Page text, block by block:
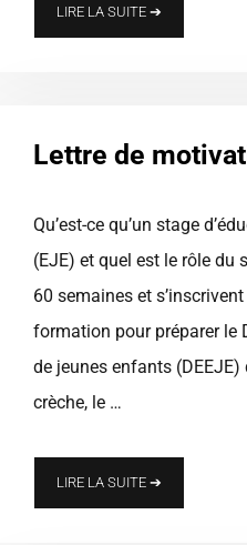
LIRE LA SUITE ➔
Lettre de
Qu’est-ce qu’un stage
(EJE) et quel est le rôle du
60 semaines et
formation pour préparer le
de jeunes enfants
crèche, le …
LIRE LA SUITE ➔